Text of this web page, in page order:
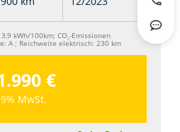
kWh/100km; CO2-Emissionen
A ; Reichweite elektrisch: 230 km
€
MwSt.
Jetzt